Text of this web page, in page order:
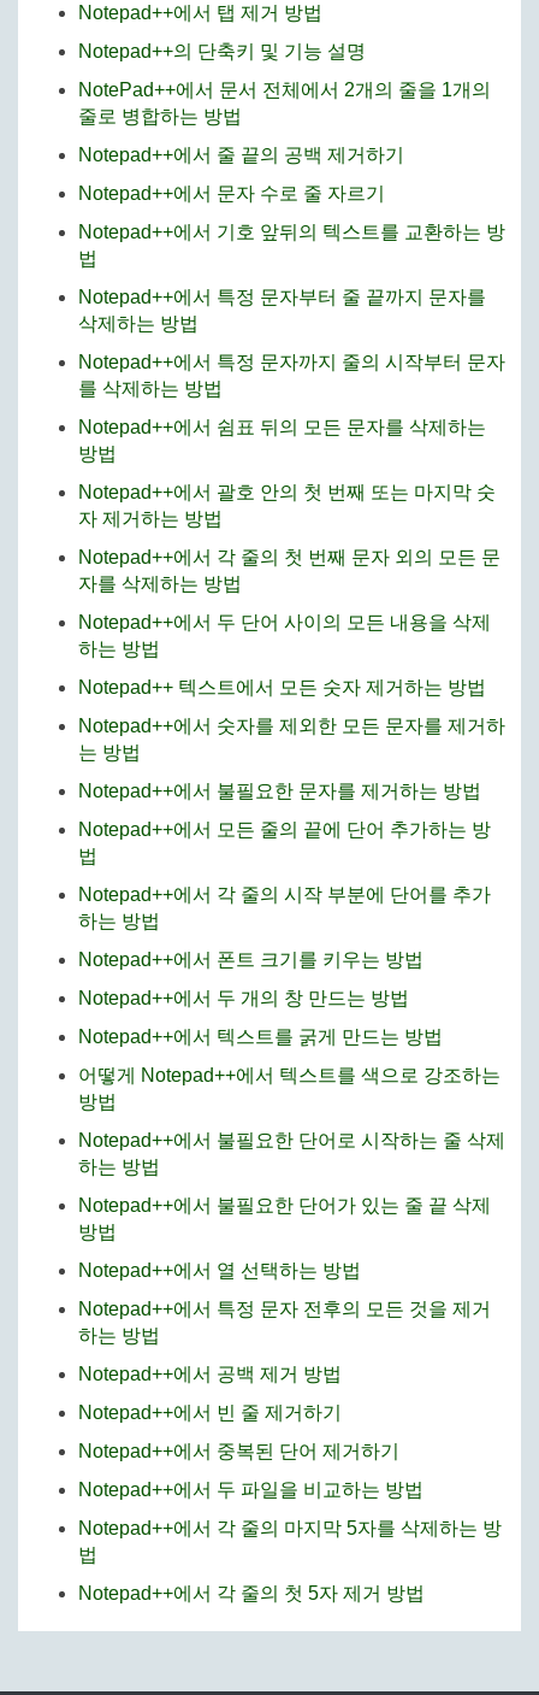
Notepad++에서 탭 제거 방법
Notepad++의 단축키 및 기능 설명
NotePad++에서 문서 전체에서 2개의 줄을 1개의
줄로 병합하는 방법
Notepad++에서 줄 끝의 공백 제거하기
Notepad++에서 문자 수로 줄 자르기
Notepad++에서 기호 앞뒤의 텍스트를 교환하는 방
법
Notepad++에서 특정 문자부터 줄 끝까지 문자를
삭제하는 방법
Notepad++에서 특정 문자까지 줄의 시작부터 문자
를 삭제하는 방법
Notepad++에서 쉼표 뒤의 모든 문자를 삭제하는
방법
Notepad++에서 괄호 안의 첫 번째 또는 마지막 숫
자 제거하는 방법
Notepad++에서 각 줄의 첫 번째 문자 외의 모든 문
자를 삭제하는 방법
Notepad++에서 두 단어 사이의 모든 내용을 삭제
하는 방법
Notepad++ 텍스트에서 모든 숫자 제거하는 방법
Notepad++에서 숫자를 제외한 모든 문자를 제거하
는 방법
Notepad++에서 불필요한 문자를 제거하는 방법
Notepad++에서 모든 줄의 끝에 단어 추가하는 방
법
Notepad++에서 각 줄의 시작 부분에 단어를 추가
하는 방법
Notepad++에서 폰트 크기를 키우는 방법
Notepad++에서 두 개의 창 만드는 방법
Notepad++에서 텍스트를 굵게 만드는 방법
어떻게 Notepad++에서 텍스트를 색으로 강조하는
방법
Notepad++에서 불필요한 단어로 시작하는 줄 삭제
하는 방법
Notepad++에서 불필요한 단어가 있는 줄 끝 삭제
방법
Notepad++에서 열 선택하는 방법
Notepad++에서 특정 문자 전후의 모든 것을 제거
하는 방법
Notepad++에서 공백 제거 방법
Notepad++에서 빈 줄 제거하기
Notepad++에서 중복된 단어 제거하기
Notepad++에서 두 파일을 비교하는 방법
Notepad++에서 각 줄의 마지막 5자를 삭제하는 방
법
Notepad++에서 각 줄의 첫 5자 제거 방법